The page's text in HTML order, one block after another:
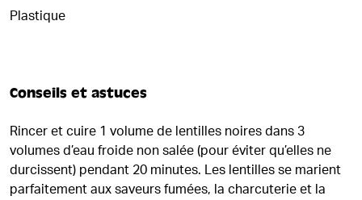
Plastique
Conseils et astuces
Rincer et cuire 1 volume de lentilles noires dans 3
volumes d’eau froide non salée (pour éviter qu’elles ne
durcissent) pendant 20 minutes. Les lentilles se marient
parfaitement aux saveurs fumées, la charcuterie et la